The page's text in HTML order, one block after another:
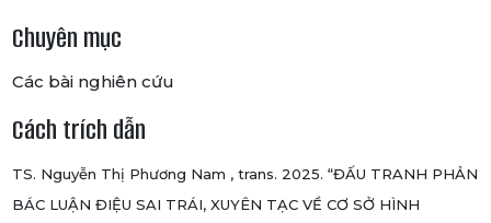
Chuyên mục
Các bài nghiên cứu
Cách trích dẫn
TS. Nguyễn Thị Phương Nam , trans. 2025. “ĐẤU TRANH PHẢN
BÁC LUẬN ĐIỆU SAI TRÁI, XUYÊN TẠC VỀ CƠ SỞ HÌNH